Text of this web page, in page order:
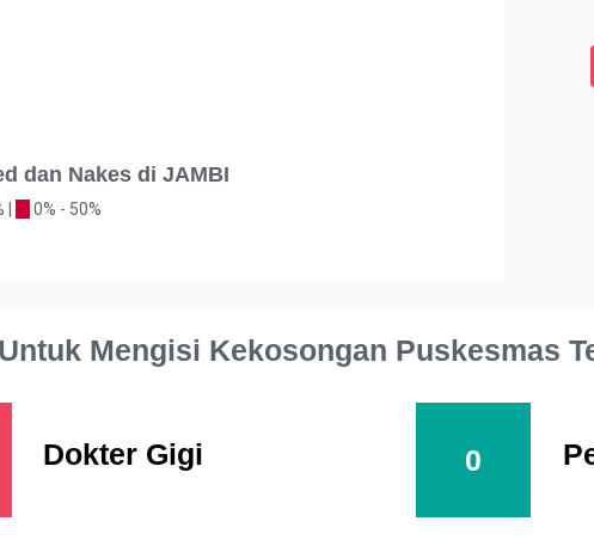
dan Nakes di JAMBI
0% - 50%
Untuk Mengisi Kekosongan Puskesmas
Dokter Gigi 0